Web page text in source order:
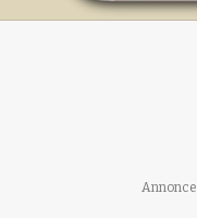
Annonce